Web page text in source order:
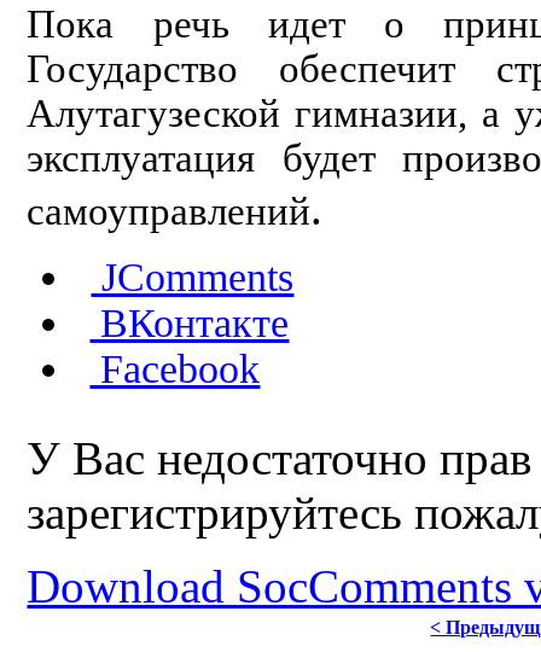
Пока речь идет о
Государство обеспечит
Алутагузеской гимназии, а
эксплуатация будет
самоуправлений.
JComments
ВКонтакте
Facebook
У Вас недостаточно
зарегистрируйтесь
Download SocComments
<